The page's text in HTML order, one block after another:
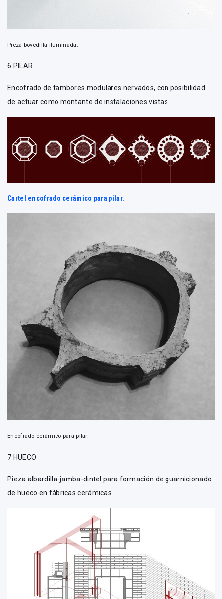
Pieza bovedilla iluminada.
6 PILAR
Encofrado de tambores modulares nervados, con posibilidad
de actuar como montante de instalaciones vistas.
Cartel encofrado cerámico para pilar.
Encofrado cerámico para pilar.
7 HUECO
Pieza albardilla-jamba-dintel para formación de guarnicionado
de hueco en fábricas cerámicas.